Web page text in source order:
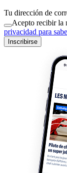
Tu dirección de
Acepto recibir la
privacidad para
Inscribirse